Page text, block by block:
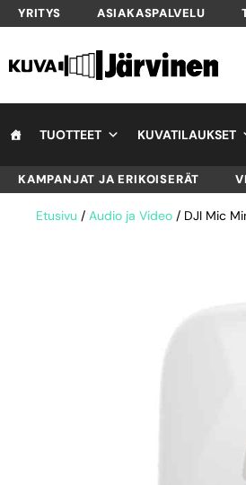
YRITYS ASIAKASPALVELU
TUOTTEET KUVATILAUKSET
KAMPANJAT JA ERIKOISERÄT
Etusivu / Audio ja Video / DJI Mic